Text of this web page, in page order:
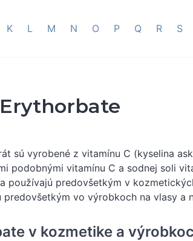
K L M N O P Q R S
sú vyrobené z vitamínu C (kyselina
podobnými vitamínu C a sodnej soli
používajú predovšetkým v
vo výrobkoch na vlasy a
v kozmetike a